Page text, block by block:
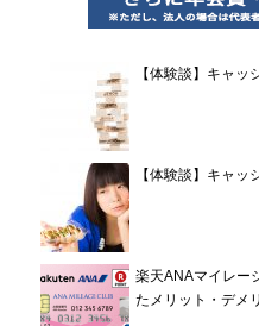
【体験談】キャ
【体験談】キャッ
楽天ANAマイレー
たメリット・デメ